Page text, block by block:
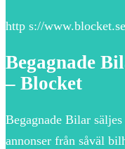
http s://
Begagnade
– Blocket
Begagnade Bilar
annonser från såväl